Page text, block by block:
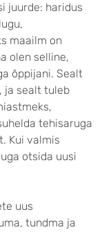
juurde: haridus
maailm on
olen selline,
õppijani. Sealt
ja sealt tuleb
tehisaruga
Kui valmis
otsida uusi
uus
tundma ja